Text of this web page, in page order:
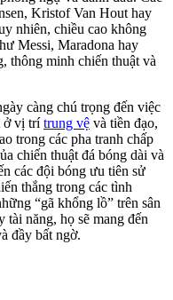
Kristof Van Hout hay
nhiên, chiều cao không
Messi, Maradona hay
thông minh chiến thuật và
càng chú trọng đến việc
ở vị trítrung vệ và tiền đạo,
trong các pha tranh chấp
chiến thuật đá bóng dài và
các đội bóng ưu tiên sử
thắng trong các tình
“gã khổng lồ” trên sân
tài năng, họ sẽ mang đến
đầy bất ngờ.